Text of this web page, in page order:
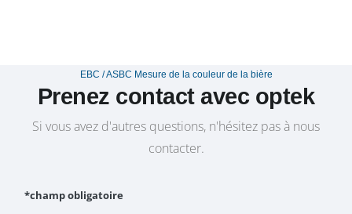
EBC / ASBC Mesure de la couleur de la bière
Prenez contact avec optek
Si vous avez d'autres questions, n'hésitez pas à nous
contacter.
*champ obligatoire